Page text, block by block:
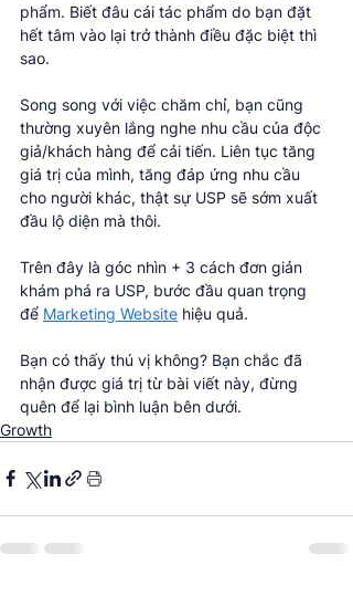
phẩm. Biết đâu cái tác phẩm do bạn đặt
hết tâm vào lại trở thành điều đặc biệt thì
sao.
Song song với việc chăm chỉ, bạn cũng
thường xuyên lắng nghe nhu cầu của độc
giả/khách hàng để cải tiến. Liên tục tăng
giá trị của mình, tăng đáp ứng nhu cầu
cho người khác, thật sự USP sẽ sớm xuất
đầu lộ diện mà thôi.
Trên đây là góc nhìn + 3 cách đơn giản
khám phá ra USP, bước đầu quan trọng
để Marketing Website hiệu quả.
Bạn có thấy thú vị không? Bạn chắc đã
nhận được giá trị từ bài viết này, đừng
quên để lại bình luận bên dưới.
Growth